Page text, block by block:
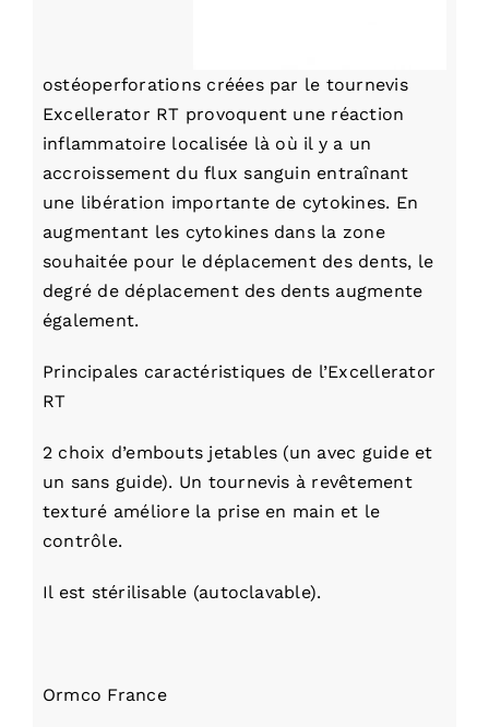
ostéoperforations créées par le tournevis
Excellerator RT provoquent une réaction
inflammatoire localisée là où il y a un
accroissement du flux sanguin entraînant
une libération importante de cytokines. En
augmentant les cytokines dans la zone
souhaitée pour le déplacement des dents, le
degré de déplacement des dents augmente
également.
Principales caractéristiques de l’Excellerator
RT
2 choix d’embouts jetables (un avec guide et
un sans guide). Un tournevis à revêtement
texturé améliore la prise en main et le
contrôle.
Il est stérilisable (autoclavable).
Ormco France